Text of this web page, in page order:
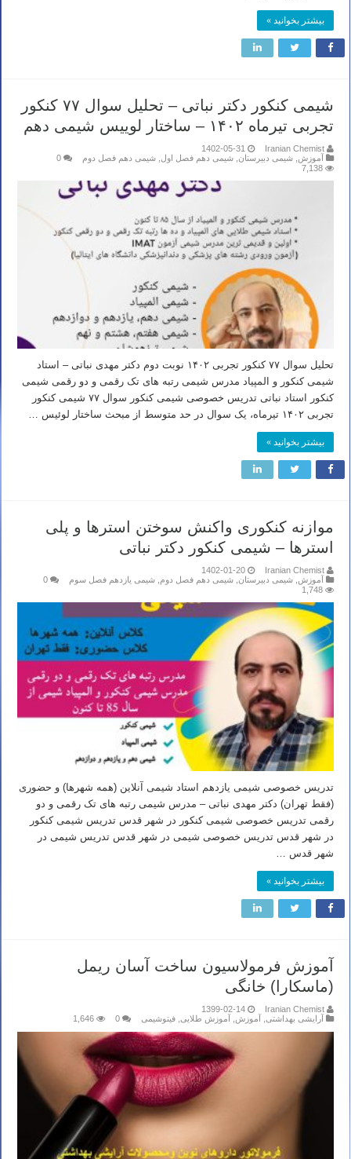
بیشتر بخوانید »
شیمی کنکور دکتر نباتی – تحلیل سوال ۷۷ کنکور
تجربی تیرماه ۱۴۰۲ – ساختار لوییس شیمی دهم
Iranian Chemist
1402-05-31
آموزش شیمی دبیرستان شیمی دهم فصل اول شیمی دهم فصل دوم
0
7,138
تحلیل سوال ۷۷ کنکور تجربی ۱۴۰۲ نوبت دوم دکتر مهدی نباتی – استاد
شیمی کنکور و المپیاد مدرس شیمی رتبه های تک رقمی و دو رقمی شیمی
کنکور استاد نباتی تدریس خصوصی شیمی کنکور سوال ۷۷ شیمی کنکور
تجربی ۱۴۰۲ تیرماه، یک سوال در حد متوسط از مبحث ساختار لوئیس …
بیشتر بخوانید »
موازنه کنکوری واکنش سوختن استرها و پلی
استرها – شیمی کنکور دکتر نباتی
Iranian Chemist
1402-01-20
آموزش شیمی دبیرستان شیمی دهم فصل دوم شیمی یازدهم فصل سوم
0
1,748
تدریس خصوصی شیمی یازدهم استاد شیمی آنلاین (همه شهرها) و حضوری
(فقط تهران) دکتر مهدی نباتی – مدرس شیمی رتبه های تک رقمی و دو
رقمی تدریس خصوصی شیمی کنکور در شهر قدس تدریس شیمی کنکور
در شهر قدس تدریس خصوصی شیمی در شهر قدس تدریس شیمی در
شهر قدس …
بیشتر بخوانید »
آموزش فرمولاسیون ساخت آسان ریمل
(ماسکارا) خانگی
Iranian Chemist
1399-02-14
آرایشی بهداشتی آموزش آموزش طلایی فیتوشیمی 0
1,646